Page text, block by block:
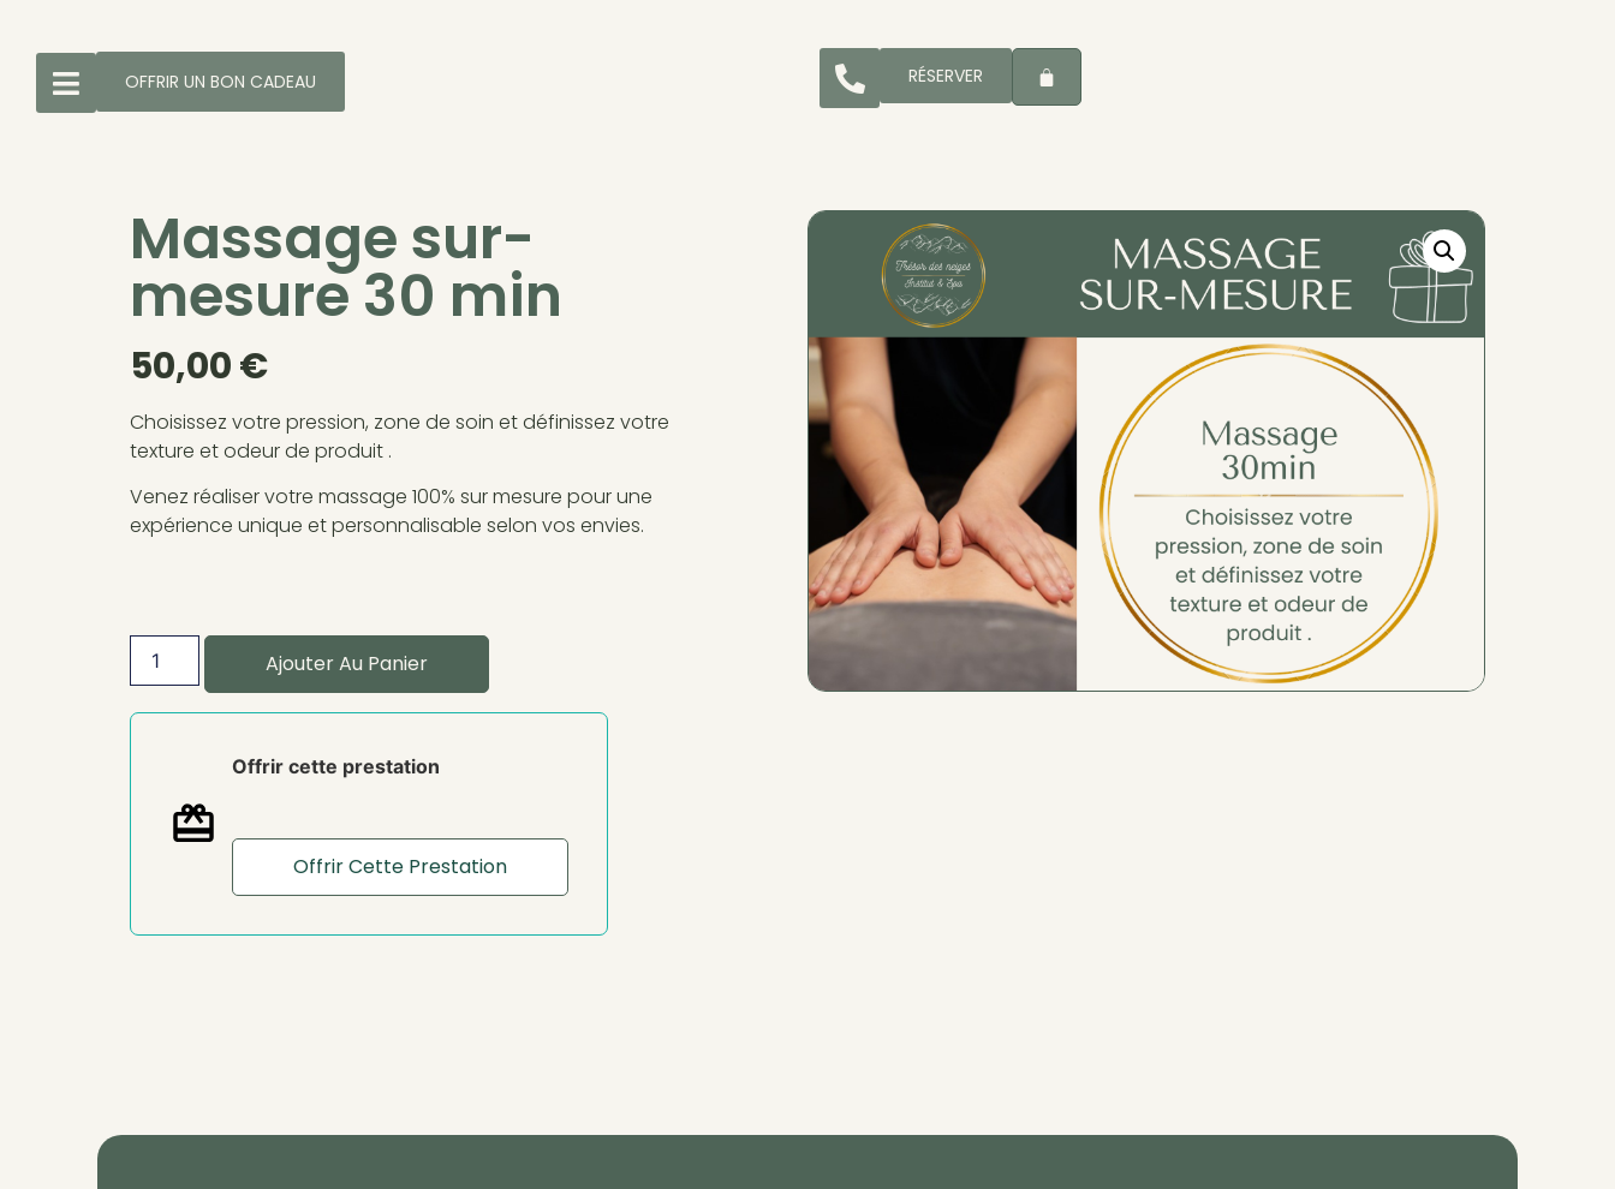
OFFRIR UN BON CADEAU RÉSERVER
Massage sur-
mesure 30 min
50,00€
Choisissez votre pression, zone de soin et définissez votre
texture et odeur de produit .
Venez réaliser votre massage 100% sur mesure pour une
expérience unique et personnalisable selon vos envies.
Ajouter Au Panier
Offrir cette prestation
Offrir Cette Prestation